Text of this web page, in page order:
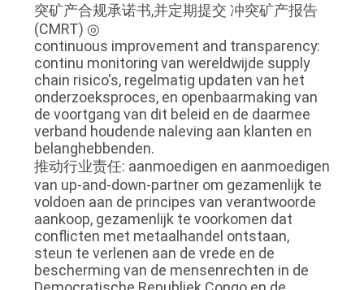
突矿产合规承诺书,并定期提交 冲突矿产报告
(CMRT) ◎
continuous improvement and transparency:
continu monitoring van wereldwijde supply
chain risico's, regelmatig updaten van het
onderzoeksproces, en openbaarmaking van
de voortgang van dit beleid en de daarmee
verband houdende naleving aan klanten en
belanghebbenden.
推动行业责任: aanmoedigen en aanmoedigen
van up-and-down-partner om gezamenlijk te
voldoen aan de principes van verantwoorde
aankoop, gezamenlijk te voorkomen dat
conflicten met metaalhandel ontstaan,
steun te verlenen aan de vrede en de
bescherming van de mensenrechten in de